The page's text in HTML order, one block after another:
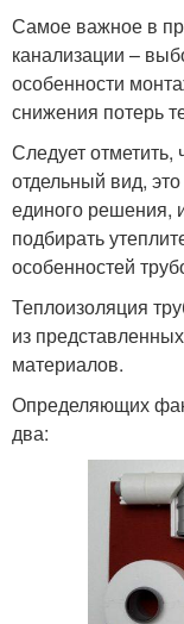
Самое важное в
канализации –
особенности
снижения потерь
Следует отметить,
отдельный вид,
единого решения,
подбирать
особенностей
Теплоизоляция
из
материалов.
Определяющих
два: